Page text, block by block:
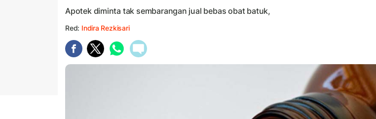
Apotek diminta tak sembarangan jual bebas obat batuk,
Red: Indira Rezkisari